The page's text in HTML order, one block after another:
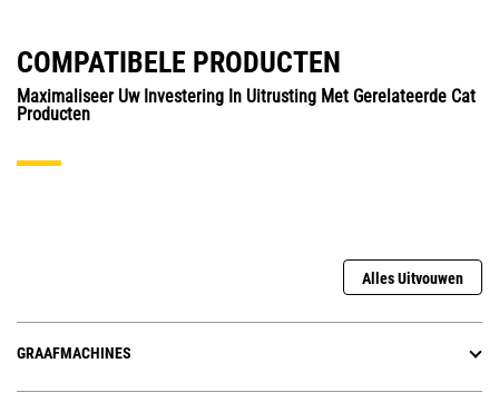
COMPATIBELE PRODUCTEN
Maximaliseer Uw Investering In Uitrusting Met Gerelateerde Cat
Producten
Alles Uitvouwen
GRAAFMACHINES